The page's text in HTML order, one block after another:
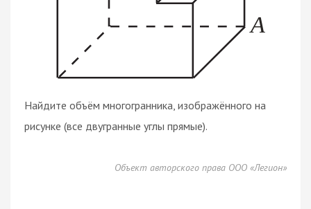
Найдите объём многогранника, изображённого на
рисунке (все двугранные углы прямые).
Объект авторского права ООО «Легион»